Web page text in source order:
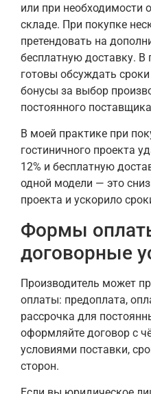
или при необходимости
складе. При покупке
претендовать на
бесплатную доставку. В
готовы обсуждать
бонусы за выбор
постоянного
В моей практике при
гостиничного проекта
12% и бесплатную
одной модели — это
проекта и ускорило
Формы
договорные
Производитель может
оплаты: предоплата,
рассрочка для
оформляйте договор с
условиями поставки,
сторон.